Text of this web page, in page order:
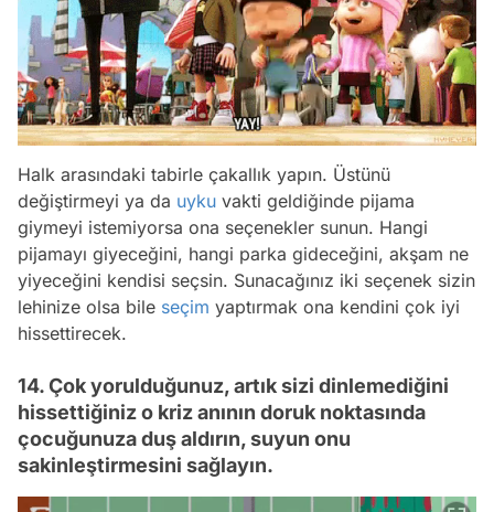
Halk arasındaki tabirle çakallık yapın. Üstünü
değiştirmeyi ya da uyku vakti geldiğinde pijama
giymeyi istemiyorsa ona seçenekler sunun. Hangi
pijamayı giyeceğini, hangi parka gideceğini, akşam ne
yiyeceğini kendisi seçsin. Sunacağınız iki seçenek sizin
lehinize olsa bile seçim yaptırmak ona kendini çok iyi
hissettirecek.
14. Çok yorulduğunuz, artık sizi dinlemediğini
hissettiğiniz o kriz anının doruk noktasında
çocuğunuza duş aldırın, suyun onu
sakinleştirmesini sağlayın.